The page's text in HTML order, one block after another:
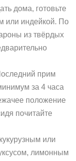
дома, готовьте
или индейкой. По
из твёрдых
прим
за 4 часа
положение
почитайте
или
лимонным